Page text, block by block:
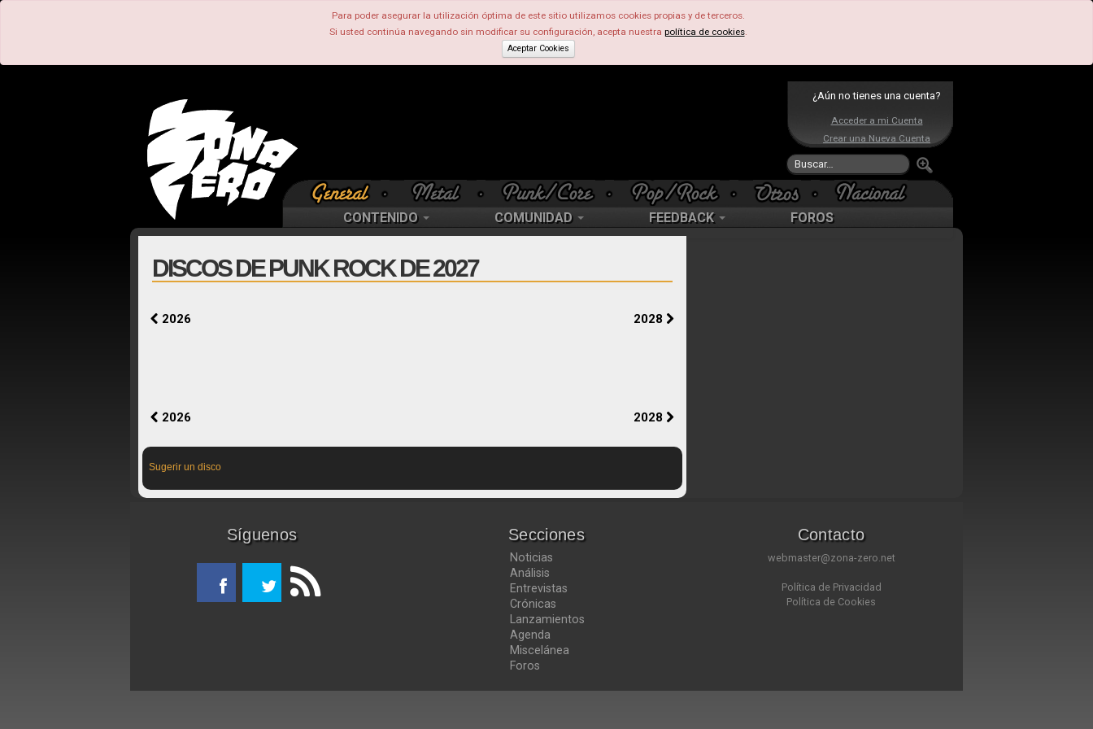
Para poder asegurar la utilización óptima de este sitio utilizamos cookies propias y de terceros.
Si usted continúa navegando sin modificar su configuración, acepta nuestra política de cookies.
Aceptar Cookies
¿Aún no tienes una cuenta?
Acceder a mi Cuenta
Crear una Nueva Cuenta
CONTENIDO COMUNIDAD FEEDBACK FOROS
DISCOS DE PUNK ROCK DE 2027
2026 2028
2026 2028
Sugerir un disco
Síguenos Secciones
Noticias
Análisis
Entrevistas
Crónicas
Lanzamientos
Agenda
Miscelánea
Foros
Contacto
webmaster@zona-zero.net
Política de Privacidad
Política de Cookies